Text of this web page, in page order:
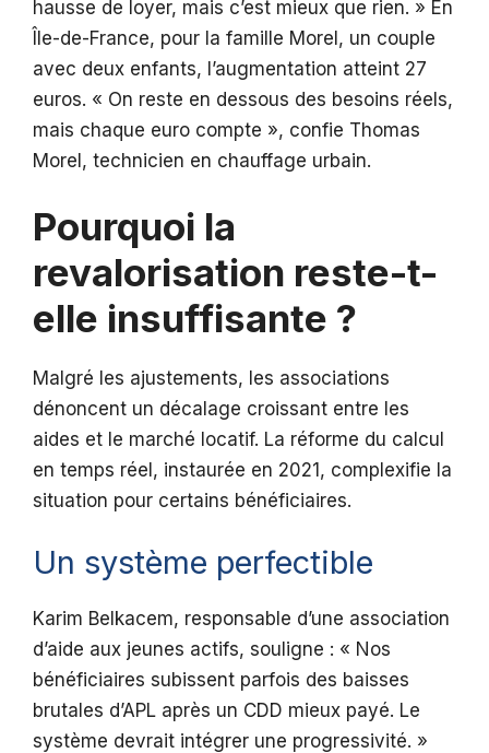
hausse de loyer, mais c’est mieux que rien. » En
Île-de-France, pour la famille Morel, un couple
avec deux enfants, l’augmentation atteint 27
euros. « On reste en dessous des besoins réels,
mais chaque euro compte », confie Thomas
Morel, technicien en chauffage urbain.
Pourquoi la
revalorisation reste-t-
elle insuffisante ?
Malgré les ajustements, les associations
dénoncent un décalage croissant entre les
aides et le marché locatif. La réforme du calcul
en temps réel, instaurée en 2021, complexifie la
situation pour certains bénéficiaires.
Un système perfectible
Karim Belkacem, responsable d’une association
d’aide aux jeunes actifs, souligne : « Nos
bénéficiaires subissent parfois des baisses
brutales d’APL après un CDD mieux payé. Le
système devrait intégrer une progressivité. »